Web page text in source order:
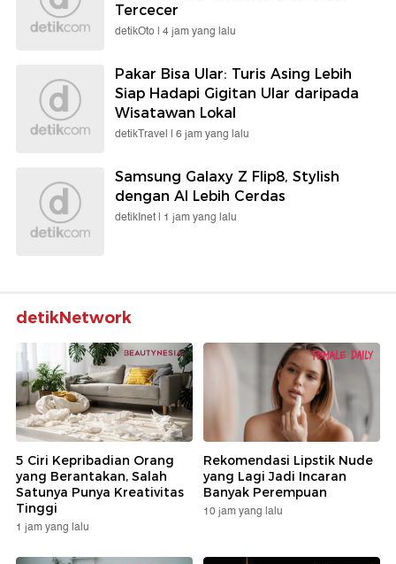
Tercecer
detikOto | 4 jam yang lalu
Pakar Bisa Ular: Turis Asing Lebih
Siap Hadapi Gigitan Ular daripada
Wisatawan Lokal
detikTravel | 6 jam yang lalu
Samsung Galaxy Z Flip8, Stylish
dengan AI Lebih Cerdas
detikInet | 1 jam yang lalu
detikNetwork
5 Ciri Kepribadian Orang
yang Berantakan, Salah
Satunya Punya Kreativitas
Tinggi
1 jam yang lalu
Rekomendasi Lipstik Nude
yang Lagi Jadi Incaran
Banyak Perempuan
10 jam yang lalu